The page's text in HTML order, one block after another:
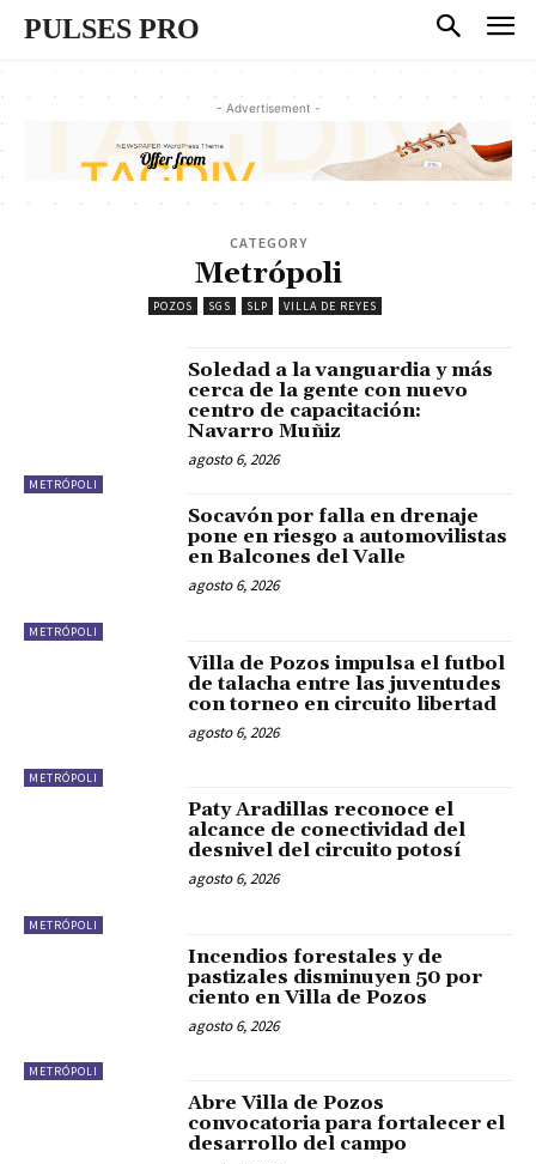
PULSES PRO
- Advertisement -
CATEGORY
Metrópoli
POZOS SGS SLP VILLA DE REYES
METRÓPOLI
Soledad a la vanguardia y más
cerca de la gente con nuevo
centro de capacitación:
Navarro Muñiz
agosto 6, 2026
METRÓPOLI
Socavón por falla en drenaje
pone en riesgo a automovilistas
en Balcones del Valle
agosto 6, 2026
METRÓPOLI
Villa de Pozos impulsa el futbol
de talacha entre las juventudes
con torneo en circuito libertad
agosto 6, 2026
METRÓPOLI
Paty Aradillas reconoce el
alcance de conectividad del
desnivel del circuito potosí
agosto 6, 2026
METRÓPOLI
Incendios forestales y de
pastizales disminuyen 50 por
ciento en Villa de Pozos
agosto 6, 2026
Abre Villa de Pozos
convocatoria para fortalecer el
desarrollo del campo